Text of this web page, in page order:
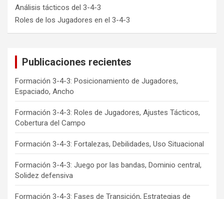
Análisis tácticos del 3-4-3
Roles de los Jugadores en el 3-4-3
Publicaciones recientes
Formación 3-4-3: Posicionamiento de Jugadores,
Espaciado, Ancho
Formación 3-4-3: Roles de Jugadores, Ajustes Tácticos,
Cobertura del Campo
Formación 3-4-3: Fortalezas, Debilidades, Uso Situacional
Formación 3-4-3: Juego por las bandas, Dominio central,
Solidez defensiva
Formación 3-4-3: Fases de Transición, Estrategias de